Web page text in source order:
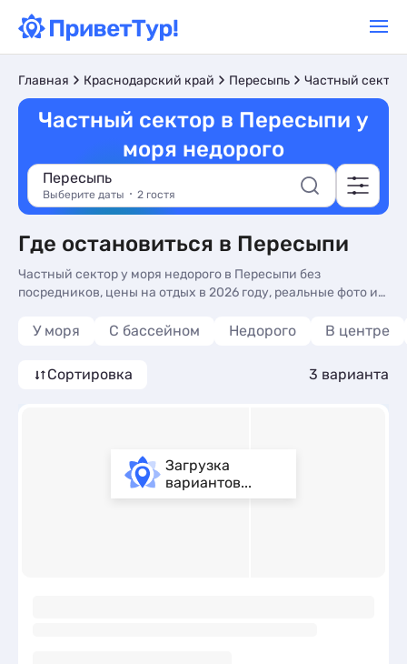
Главная Краснодарский край Пересыпь Частный сектор
Частный сектор в Пересыпи у
моря недорого
Пересыпь
Выберите даты 2 гостя
Где остановиться в Пересыпи
Частный сектор у моря недорого в Пересыпи без
посредников, цены на отдых в 2026 году, реальные фото и
Пересыпи - более 10 вариантов, от 1940 руб, номера с
У моря С бассейном Недорого В центре
Сортировка 3 варианта
Загрузка
вариантов...